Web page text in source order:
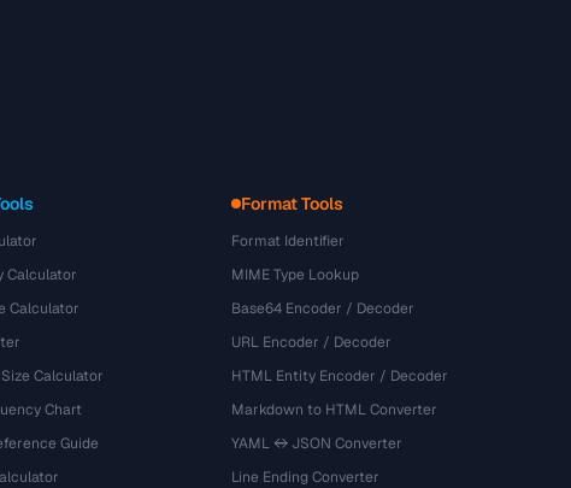
Calculator
Calculator
Calculator
Chart
Guide
Format Tools
Format Identifier
MIME Type Lookup
Base64 Encoder / Decoder
URL Encoder / Decoder
HTML Entity Encoder / Decoder
Markdown to HTML Converter
YAML ↔ JSON Converter
Line Ending Converter